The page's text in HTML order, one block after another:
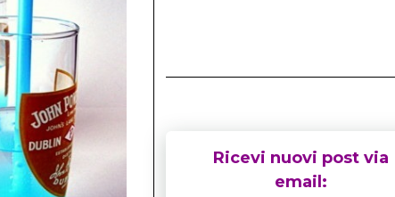
Ricevi nuovi post via
email: